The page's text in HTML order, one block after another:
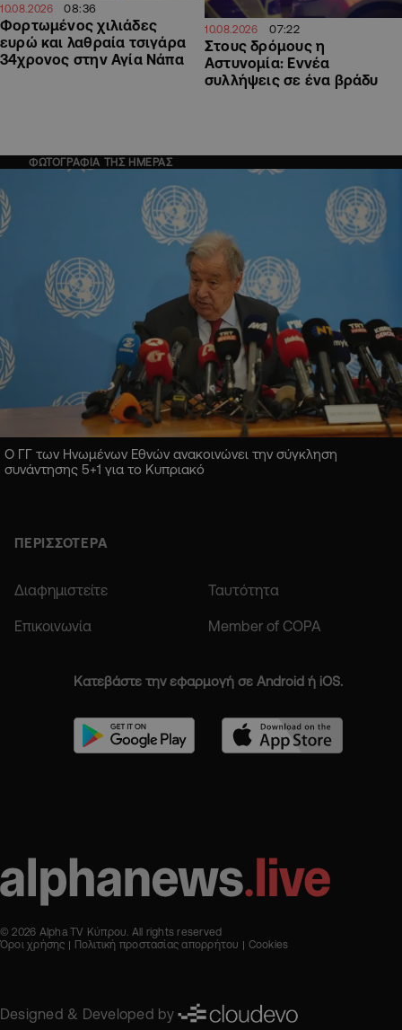
10.08.2026 08:36
Φορτωμένος χιλιάδες
ευρώ και λαθραία τσιγάρα
34χρονος στην Αγία Νάπα
10.08.2026 07:22
Στους δρόμους η
Αστυνομία: Εννέα
συλλήψεις σε ένα βράδυ
ΦΩΤΟΓΡΑΦΙΑ ΤΗΣ ΗΜΕΡΑΣ
Ο ΓΓ των Ηνωμένων Εθνών ανακοινώνει την σύγκληση
συνάντησης 5+1 για το Κυπριακό
ΠΕΡΙΣΣΟΤΕΡΑ
Διαφημιστείτε Ταυτότητα
Επικοινωνία Member of COPA
Κατεβάστε την εφαρμογή σε Android ή iOS.
© 2026 Alpha TV Κύπρου. All rights reserved
Όροι χρήσης
Πολιτική προστασίας απορρήτου Cookies
Designed & Developed by